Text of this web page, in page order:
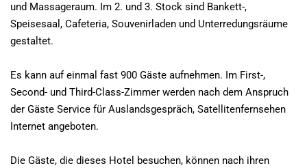
und Massageraum. Im 2. und 3. Stock sind Bankett-,
Speisesaal, Cafeteria, Souvenirladen und Unterredungsräume
gestaltet.
Es kann auf einmal fast 900 Gäste aufnehmen. Im First-,
Second- und Third-Class-Zimmer werden nach dem Anspruch
der Gäste Service für Auslandsgespräch, Satellitenfernsehen
Internet angeboten.
Die Gäste, die dieses Hotel besuchen, können nach ihren